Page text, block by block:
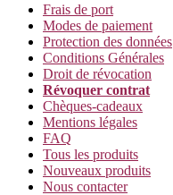
Frais de port
Modes de paiement
Protection des données
Conditions Générales
Droit de révocation
Révoquer contrat
Chèques-cadeaux
Mentions légales
FAQ
Tous les produits
Nouveaux produits
Nous contacter